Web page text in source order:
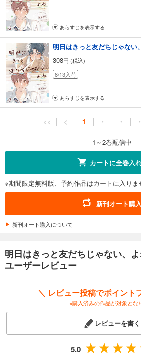
あらすじを表示する
308円 (税込)
8/13入荷
あらすじを表示する
<< < 1 ・ ・ ・
1～2巻配信中
カートに全巻入
※期間限定無料版、予約作品はカートに入りま
新刊オート購入
新刊オート購入について
明日はきっと友だちじゃない、
ユーザーレビュー
＼ レビュー投稿でポイント
※購入済みの作品が対象とな
レビューを書く
5.0